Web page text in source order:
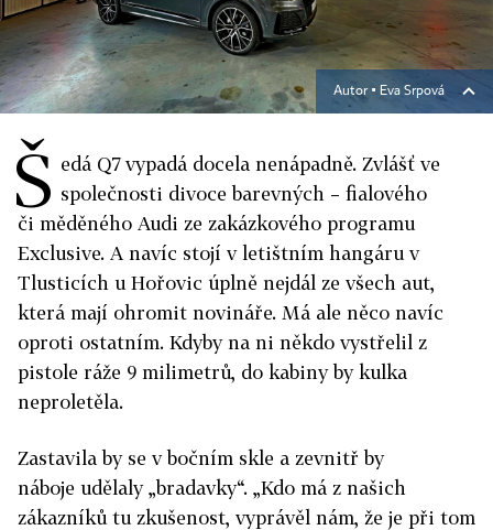
Autor ▪ Eva Srpová
Š edá Q7 vypadá docela nenápadně. Zvlášť ve
společnosti divoce barevných – fialového
či měděného Audi ze zakázkového programu
Exclusive. A navíc stojí v letištním hangáru v
Tlusticích u Hořovic úplně nejdál ze všech aut,
která mají ohromit novináře. Má ale něco navíc
oproti ostatním. Kdyby na ni někdo vystřelil z
pistole ráže 9 milimetrů, do kabiny by kulka
neproletěla.
Zastavila by se v bočním skle a zevnitř by
náboje udělaly „bradavky“. „Kdo má z našich
zákazníků tu zkušenost, vyprávěl nám, že je při tom